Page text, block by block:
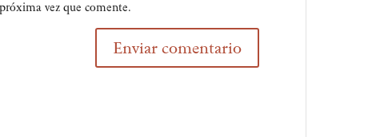
vez que comente.